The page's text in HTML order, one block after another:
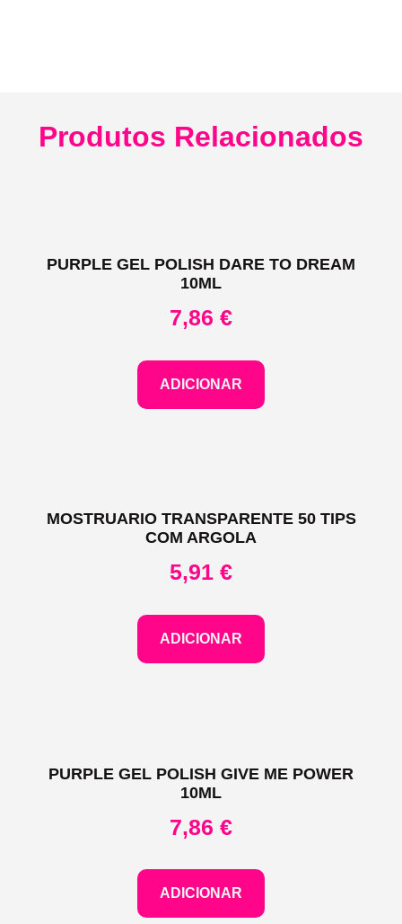
Produtos Relacionados
PURPLE GEL POLISH DARE TO DREAM
10ML
7,86 €
ADICIONAR
MOSTRUARIO TRANSPARENTE 50 TIPS
COM ARGOLA
5,91 €
ADICIONAR
PURPLE GEL POLISH GIVE ME POWER
10ML
7,86 €
ADICIONAR